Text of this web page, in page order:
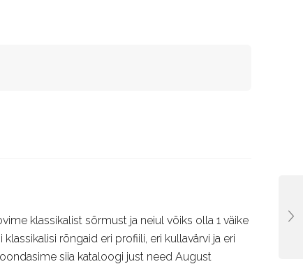
klassikalist sõrmust ja neiul võiks olla 1 väike
rõngaid eri profiili, eri kullavärvi ja eri
siia kataloogi just need August